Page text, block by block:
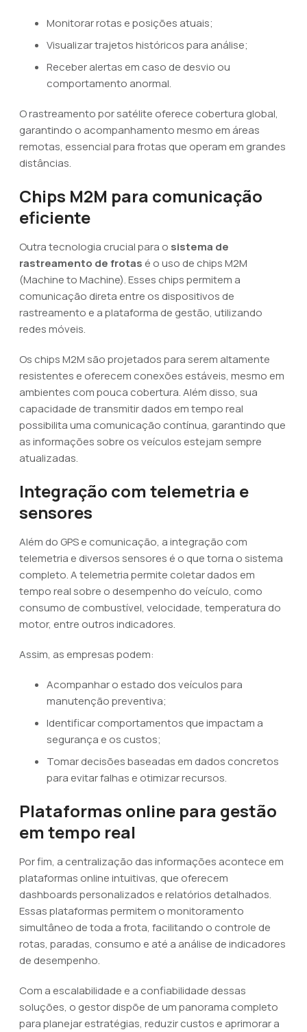
Monitorar rotas e posições atuais;
Visualizar trajetos históricos para análise;
Receber alertas em caso de desvio ou
comportamento anormal.
O rastreamento por satélite oferece cobertura global,
garantindo o acompanhamento mesmo em áreas
remotas, essencial para frotas que operam em grandes
distâncias.
Chips M2M para comunicação
eficiente
Outra tecnologia crucial para o sistema de
rastreamento de frotas é o uso de chips M2M
(Machine to Machine). Esses chips permitem a
comunicação direta entre os dispositivos de
rastreamento e a plataforma de gestão, utilizando
redes móveis.
Os chips M2M são projetados para serem altamente
resistentes e oferecem conexões estáveis, mesmo em
ambientes com pouca cobertura. Além disso, sua
capacidade de transmitir dados em tempo real
possibilita uma comunicação contínua, garantindo que
as informações sobre os veículos estejam sempre
atualizadas.
Integração com telemetria e
sensores
Além do GPS e comunicação, a integração com
telemetria e diversos sensores é o que torna o sistema
completo. A telemetria permite coletar dados em
tempo real sobre o desempenho do veículo, como
consumo de combustível, velocidade, temperatura do
motor, entre outros indicadores.
Assim, as empresas podem:
Acompanhar o estado dos veículos para
manutenção preventiva;
Identificar comportamentos que impactam a
segurança e os custos;
Tomar decisões baseadas em dados concretos
para evitar falhas e otimizar recursos.
Plataformas online para gestão
em tempo real
Por fim, a centralização das informações acontece em
plataformas online intuitivas, que oferecem
dashboards personalizados e relatórios detalhados.
Essas plataformas permitem o monitoramento
simultâneo de toda a frota, facilitando o controle de
rotas, paradas, consumo e até a análise de indicadores
de desempenho.
Com a escalabilidade e a confiabilidade dessas
soluções, o gestor dispõe de um panorama completo
para planejar estratégias, reduzir custos e aprimorar a